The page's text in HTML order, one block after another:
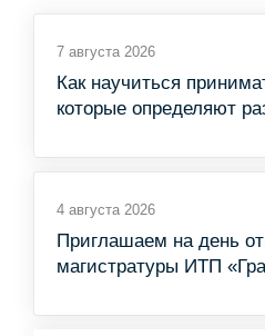
7 августа 2026
Как научиться
которые определяют
4 августа 2026
Приглашаем на день
магистратуры ИТП